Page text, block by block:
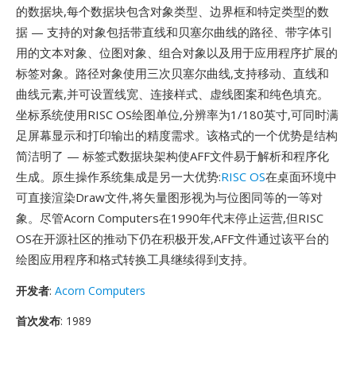
的数据块,每个数据块包含对象类型、边界框和特定类型的数
据 — 支持的对象包括带直线和贝塞尔曲线的路径、带字体引
用的文本对象、位图对象、组合对象以及用于应用程序扩展的
标签对象。路径对象使用三次贝塞尔曲线,支持移动、直线和
曲线元素,并可设置线宽、连接样式、虚线图案和纯色填充。
坐标系统使用RISC OS绘图单位,分辨率为1/180英寸,可同时满
足屏幕显示和打印输出的精度需求。该格式的一个优势是结构
简洁明了 — 标签式数据块架构使AFF文件易于解析和程序化
生成。原生操作系统集成是另一大优势:RISC OS在桌面环境中
可直接渲染Draw文件,将矢量图形视为与位图同等的一等对
象。尽管Acorn Computers在1990年代末停止运营,但RISC
OS在开源社区的推动下仍在积极开发,AFF文件通过该平台的
绘图应用程序和格式转换工具继续得到支持。
开发者: Acorn Computers
首次发布: 1989